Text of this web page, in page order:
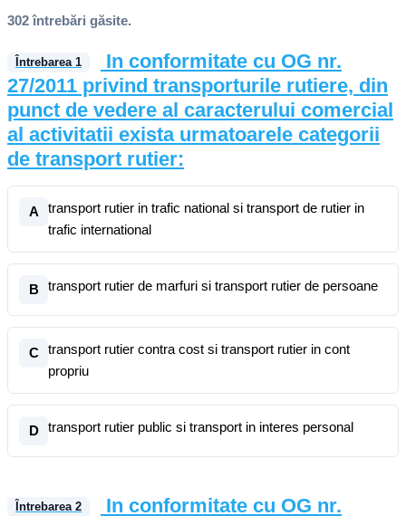
302 întrebări găsite.
Întrebarea 1
In conformitate cu OG nr.
27/2011 privind transporturile rutiere, din
punct de vedere al caracterului comercial
al activitatii exista urmatoarele categorii
de transport rutier:
A
transport rutier in trafic national si transport de rutier in
trafic international
B transport rutier de marfuri si transport rutier de persoane
C
transport rutier contra cost si transport rutier in cont
propriu
D transport rutier public si transport in interes personal
Întrebarea 2
In conformitate cu OG nr.